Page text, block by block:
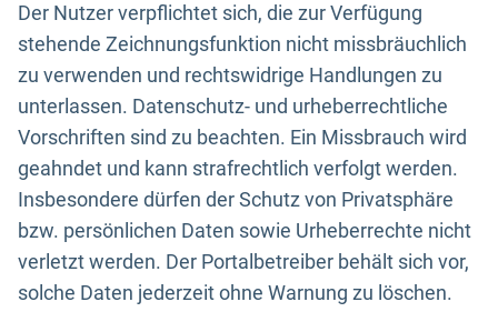
Der Nutzer verpflichtet sich, die zur Verfügung
stehende Zeichnungsfunktion nicht missbräuchlich
zu verwenden und rechtswidrige Handlungen zu
unterlassen. Datenschutz- und urheberrechtliche
Vorschriften sind zu beachten. Ein Missbrauch wird
geahndet und kann strafrechtlich verfolgt werden.
Insbesondere dürfen der Schutz von Privatsphäre
bzw. persönlichen Daten sowie Urheberrechte nicht
verletzt werden. Der Portalbetreiber behält sich vor,
solche Daten jederzeit ohne Warnung zu löschen.